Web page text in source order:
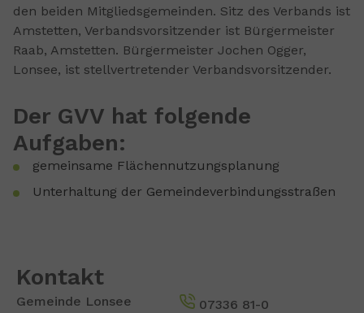
den beiden Mitgliedsgemeinden. Sitz des Verbands ist
Amstetten, Verbandsvorsitzender ist Bürgermeister
Raab, Amstetten. Bürgermeister Jochen Ogger,
Lonsee, ist stellvertretender Verbandsvorsitzender.
Der GVV hat folgende
Aufgaben:
gemeinsame Flächennutzungsplanung
Unterhaltung der Gemeindeverbindungsstraßen
Kontakt
Gemeinde Lonsee
07336 81-0